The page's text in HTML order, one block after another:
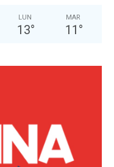
LUN
13°
MAR
11 °